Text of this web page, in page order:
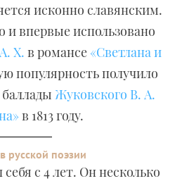
исконно славянским.
впервые использовано
Х. в романсе«Светлана и
популярность получило
Жуковского В. А.
в 1813 году.
русской поэзии
с 4 лет. Он несколько